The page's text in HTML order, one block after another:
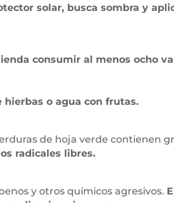
solar, busca sombra y
consumir al menos ocho
o agua con frutas.
de hoja verde contienen
radicales libres.
y otros químicos agresivos.